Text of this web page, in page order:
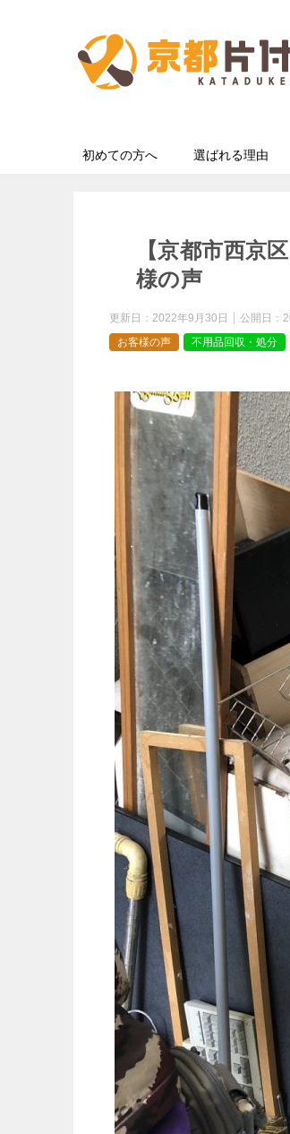
初めての方へ 選ばれる理由
【京都市西京
様の声
更新日： 2022年9月30日 公開日：
お客様の声
不用品回収・処分